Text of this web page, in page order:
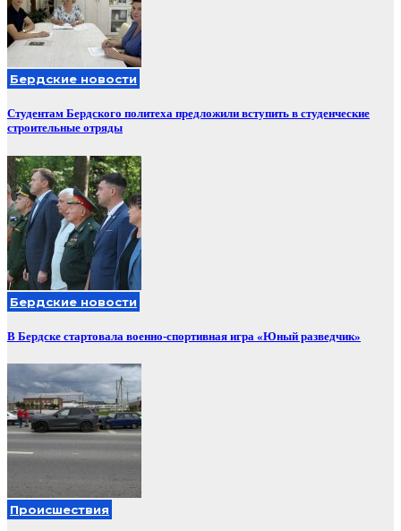
Бердские новости
Студентам Бердского политеха предложили вступить в студенческие
строительные отряды
Бердские новости
В Бердске стартовала военно-спортивная игра «Юный разведчик»
Происшествия